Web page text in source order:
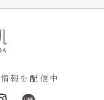
報を配信中